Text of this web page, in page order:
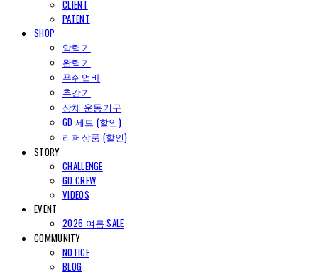
CLIENT
PATENT
SHOP
악력기
완력기
푸쉬업바
추감기
상체 운동기구
GD 세트 (할인)
리퍼상품 (할인)
STORY
CHALLENGE
GD CREW
VIDEOS
EVENT
2026 여름 SALE
COMMUNITY
NOTICE
BLOG